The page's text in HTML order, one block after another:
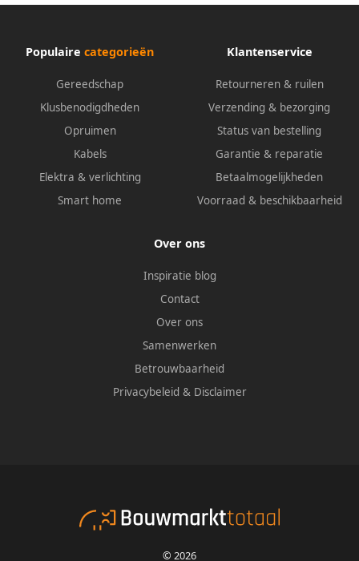
Populaire categorieën
Gereedschap
Klusbenodigdheden
Opruimen
Kabels
Elektra & verlichting
Smart home
Klantenservice
Retourneren & ruilen
Verzending & bezorging
Status van bestelling
Garantie & reparatie
Betaalmogelijkheden
Voorraad & beschikbaarheid
Over ons
Inspiratie blog
Contact
Over ons
Samenwerken
Betrouwbaarheid
Privacybeleid & Disclaimer
© 2026